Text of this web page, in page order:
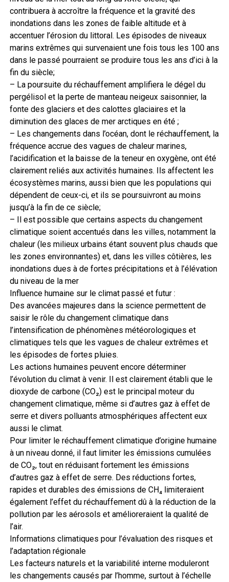
contribuera à accroître la fréquence et la gravité des
inondations dans les zones de faible altitude et à
accentuer l’érosion du littoral. Les épisodes de niveaux
marins extrêmes qui survenaient une fois tous les 100 ans
dans le passé pourraient se produire tous les ans d’ici à la
fin du siècle;
– La poursuite du réchauffement amplifiera le dégel du
pergélisol et la perte de manteau neigeux saisonnier, la
fonte des glaciers et des calottes glaciaires et la
diminution des glaces de mer arctiques en été ;
– Les changements dans l’océan, dont le réchauffement, la
fréquence accrue des vagues de chaleur marines,
l’acidification et la baisse de la teneur en oxygène, ont été
clairement reliés aux activités humaines. Ils affectent les
écosystèmes marins, aussi bien que les populations qui
dépendent de ceux-ci, et ils se poursuivront au moins
jusqu’à la fin de ce siècle;
– Il est possible que certains aspects du changement
climatique soient accentués dans les villes, notamment la
chaleur (les milieux urbains étant souvent plus chauds que
les zones environnantes) et, dans les villes côtières, les
inondations dues à de fortes précipitations et à l’élévation
du niveau de la mer
Influence humaine sur le climat passé et futur :
Des avancées majeures dans la science permettent de
saisir le rôle du changement climatique dans
l’intensification de phénomènes météorologiques et
climatiques tels que les vagues de chaleur extrêmes et
les épisodes de fortes pluies.
Les actions humaines peuvent encore déterminer
l’évolution du climat à venir. Il est clairement établi que le
dioxyde de carbone (CO₂) est le principal moteur du
changement climatique, même si d’autres gaz à effet de
serre et divers polluants atmosphériques affectent eux
aussi le climat.
Pour limiter le réchauffement climatique d’origine humaine
à un niveau donné, il faut limiter les émissions cumulées
de CO₂, tout en réduisant fortement les émissions
d’autres gaz à effet de serre. Des réductions fortes,
rapides et durables des émissions de CH₄ limiteraient
également l’effet du réchauffement dû à la réduction de la
pollution par les aérosols et amélioreraient la qualité de
l’air.
Informations climatiques pour l’évaluation des risques et
l’adaptation régionale
Les facteurs naturels et la variabilité interne moduleront
les changements causés par l’homme, surtout à l’échelle